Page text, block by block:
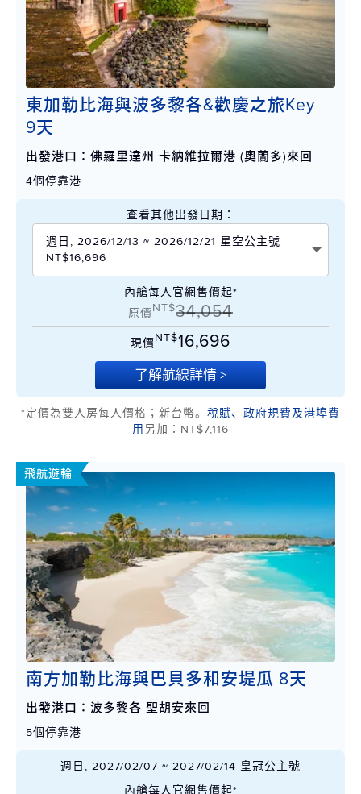
東加勒比海與波多黎各&歡慶之旅Key
9天
出發港口：佛羅里達州 卡納維拉爾港 (奧蘭多)來回
4個停靠港
查看其他出發日期：
週日, 2026/12/13 ~ 2026/12/21 星空公主號
NT$16,696
內艙每人官網售價起*
原價NT$34,054
現價NT$16,696
了解航線詳情 >
*定價為雙人房每人價格；新台幣。 稅賦、政府規費及港埠費
用 另加：NT$7,116
飛航遊輪
南方加勒比海與巴貝多和安堤瓜 8天
出發港口：波多黎各 聖胡安來回
5個停靠港
週日, 2027/02/07 ~ 2027/02/14 皇冠公主號
內艙每人官網售價起*